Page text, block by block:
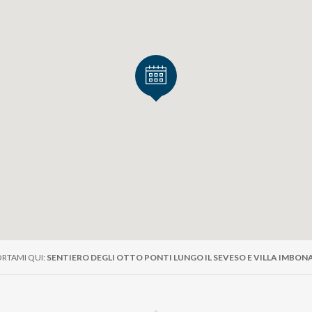
QUI: SENTIERO DEGLI OTTO PONTI LUNGO IL SEVESO E VILLA